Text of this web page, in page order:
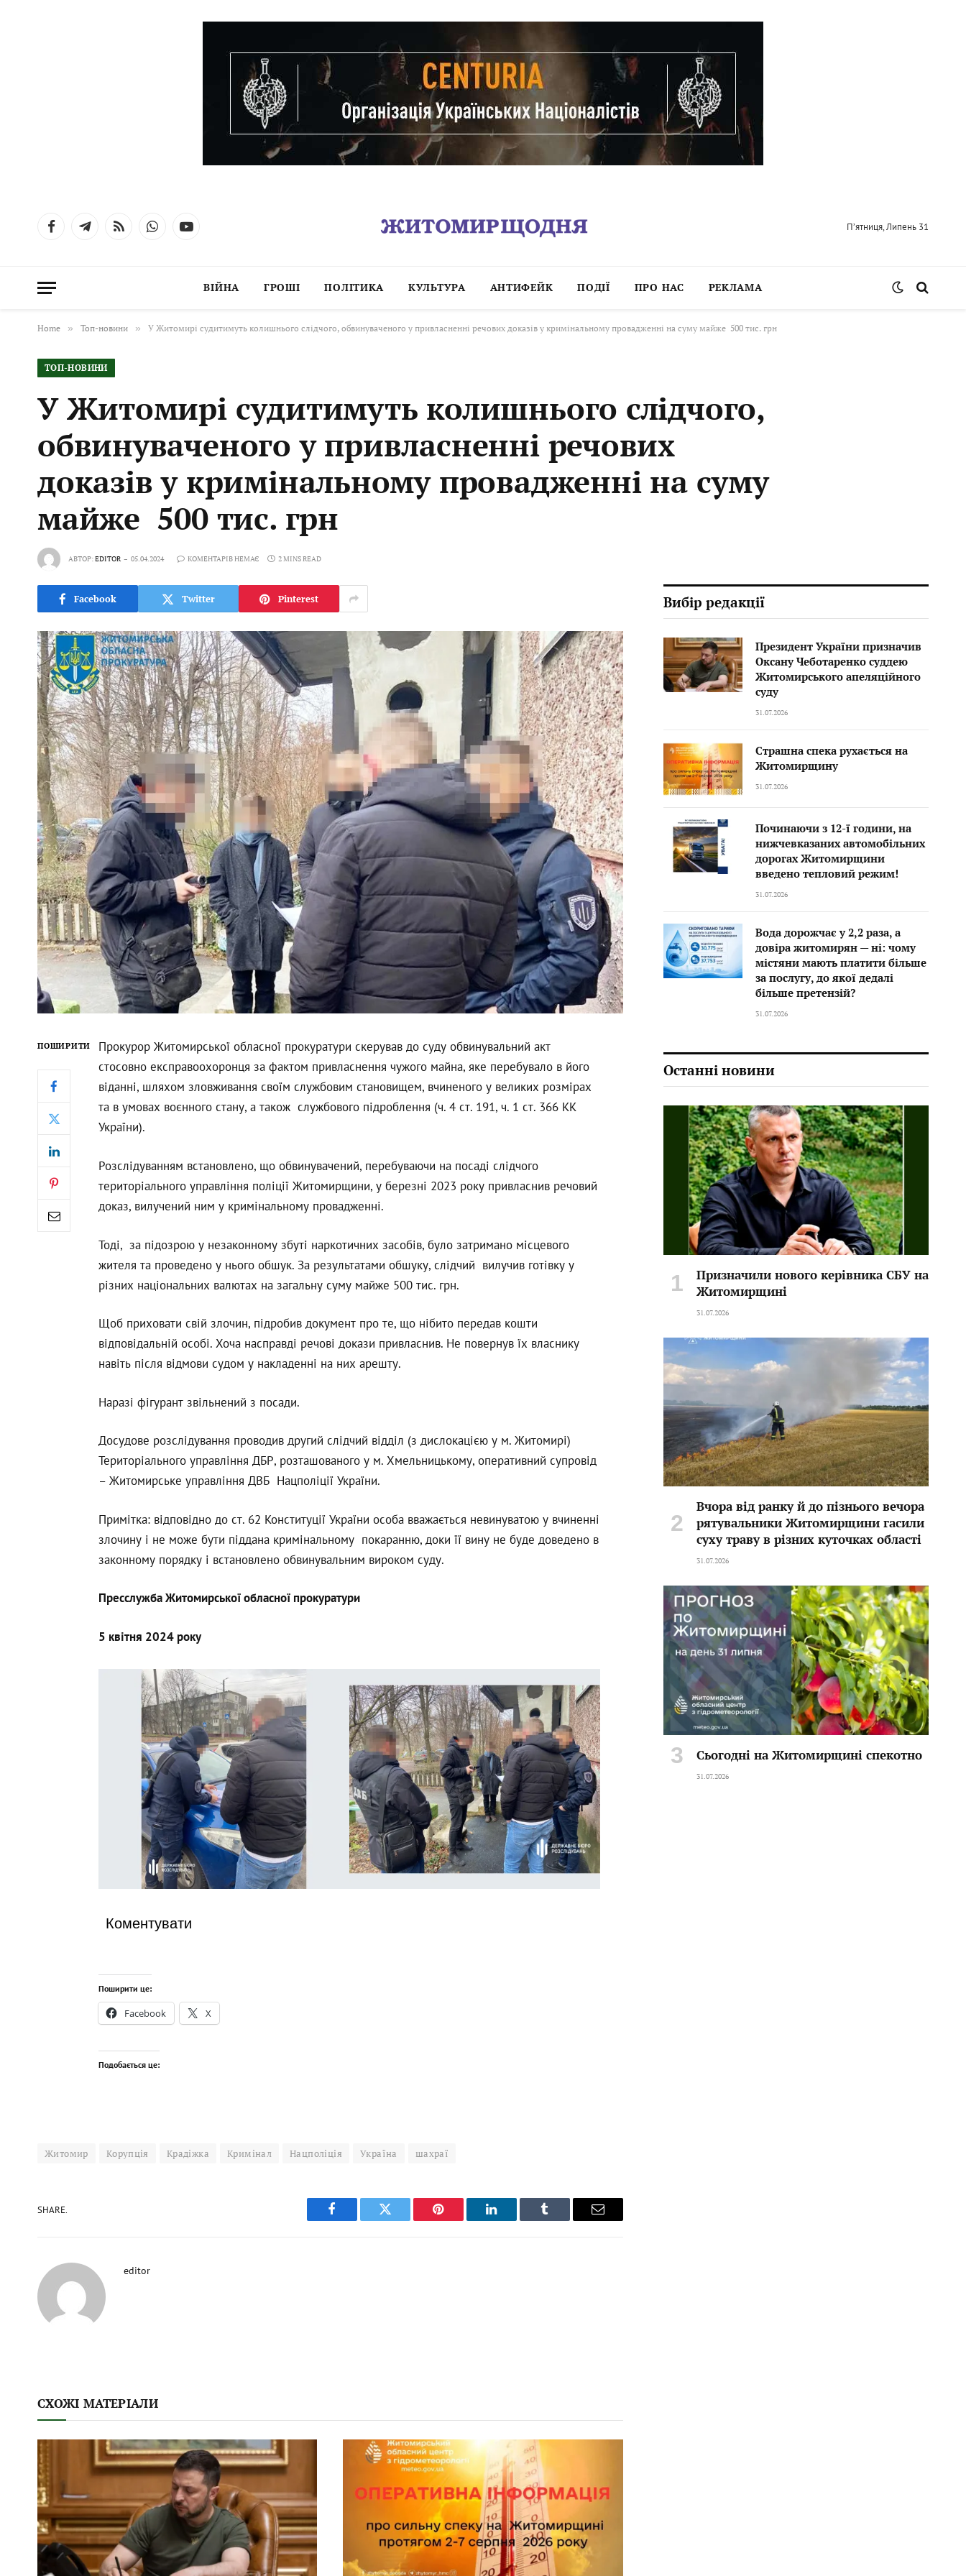
FacebookTelegramRSS WhatsAppYouTube П’ятниця, Липень 31
ВІЙНА ГРОШІ ПОЛІТИКА КУЛЬТУРА АНТИФЕЙК ПОДІЇ ПРО НАС РЕКЛАМА
Home » Топ-новини » У Житомирі судитимуть колишнього слідчого, обвинуваченого у привласненні речових доказів у кримінальному провадженні на суму майже 500 тис. грн
ТОП-НОВИНИ
У Житомирі судитимуть колишнього слідчого,
обвинуваченого у привласненні речових
доказів у кримінальному провадженні на суму
майже 500 тис. грн
АВТОР:EDITOR 05.04.2024 КОМЕНТАРІВ НЕМАЄ 2 MINS READ
Facebook Twitter Pinterest
ПОШИРИТИ
Прокурор Житомирської обласної прокуратури скерував до суду обвинувальний акт
стосовно експравоохоронця за фактом привласнення чужого майна, яке перебувало в його
віданні, шляхом зловживання своїм службовим становищем, вчиненого у великих розмірах
та в умовах воєнного стану, а також службового підроблення (ч. 4 ст. 191, ч. 1 ст. 366 КК
України).
Розслідуванням встановлено, що обвинувачений, перебуваючи на посаді слідчого
територіального управління поліції Житомирщини, у березні 2023 року привласнив речовий
доказ, вилучений ним у кримінальному провадженні.
Тоді, за підозрою у незаконному збуті наркотичних засобів, було затримано місцевого
жителя та проведено у нього обшук. За результатами обшуку, слідчий вилучив готівку у
різних національних валютах на загальну суму майже 500 тис. грн.
Щоб приховати свій злочин, підробив документ про те, що нібито передав кошти
відповідальній особі. Хоча насправді речові докази привласнив. Не повернув їх власнику
навіть після відмови судом у накладенні на них арешту.
Наразі фігурант звільнений з посади.
Досудове розслідування проводив другий слідчий відділ (з дислокацією у м. Житомирі)
Територіального управління ДБР, розташованого у м. Хмельницькому, оперативний супровід
– Житомирське управління ДВБ Нацполіції України.
Примітка: відповідно до ст. 62 Конституції України особа вважається невинуватою у вчиненні
злочину і не може бути піддана кримінальному покаранню, доки її вину не буде доведено в
законному порядку і встановлено обвинувальним вироком суду.
Пресслужба Житомирської обласної прокуратури
5 квітня 2024 року
Коментувати
Поширити це:
Facebook X
Подобається це:
Житомир Корупція Крадіжка Кримінал Нацполіція Україна шахраї
SHARE.
Facebook Twitter Pinterest LinkedIn Tumblr Email
editor
СХОЖІ МАТЕРІАЛИ
Вибір редакції
Президент України призначив
Оксану Чеботаренко суддею
Житомирського апеляційного
суду
31.07.2026
Страшна спека рухається на
Житомирщину
31.07.2026
Починаючи з 12-ї години, на
нижчевказаних автомобільних
дорогах Житомирщини
введено тепловий режим!
31.07.2026
Вода дорожчає у 2,2 раза, а
довіра житомирян — ні: чому
містяни мають платити більше
за послугу, до якої дедалі
більше претензій?
31.07.2026
Останні новини
Призначили нового керівника СБУ на
Житомирщині
31.07.2026
Вчора від ранку й до пізнього вечора
рятувальники Житомирщини гасили
суху траву в різних куточках області
31.07.2026
Сьогодні на Житомирщині спекотно
31.07.2026